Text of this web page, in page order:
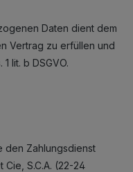
Daten dient dem
Vertrag zu erfüllen und
lit. b DSGVO.
den Zahlungsdienst
Cie, S.C.A. (22-24